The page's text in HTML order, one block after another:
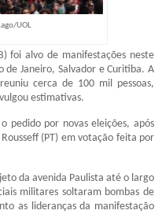
UOL
foi alvo de manifestações neste
de Janeiro, Salvador e Curitiba. A
cerca de 100 mil pessoas,
estimativas.
pedido por novas eleições, após
(PT) em votação feita por
da avenida Paulista até o largo
militares soltaram bombas de
as lideranças da manifestação